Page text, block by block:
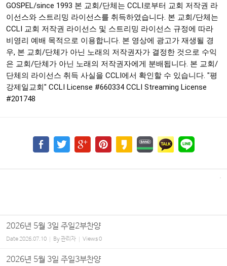
GOSPEL/since 1993 본 교회/단체는 CCLI로부터 교회 저작권 라
이선스와 스트리밍 라이선스를 취득하였습니다. 본 교회/단체는
CCLI 교회 저작권 라이선스 및 스트리밍 라이선스 규정에 따라
비영리 예배 목적으로 이용합니다. 본 영상에 광고가 재생될 경
우, 본 교회/단체가 아닌 노래의 저작권자가 결정한 것으로 수익
은 교회/단체가 아닌 노래의 저작권자에게 분배됩니다. 본 교회/
단체의 라이선스 취득 사실을 CCLI에서 확인할 수 있습니다. "평
강제일교회" CCLI License #660334 CCLI Streaming License
#201748
2026년 5월 3일 주일2부찬양
Date2026.07.10 By관리자 Views0
2026년 5월 3일 주일3부찬양